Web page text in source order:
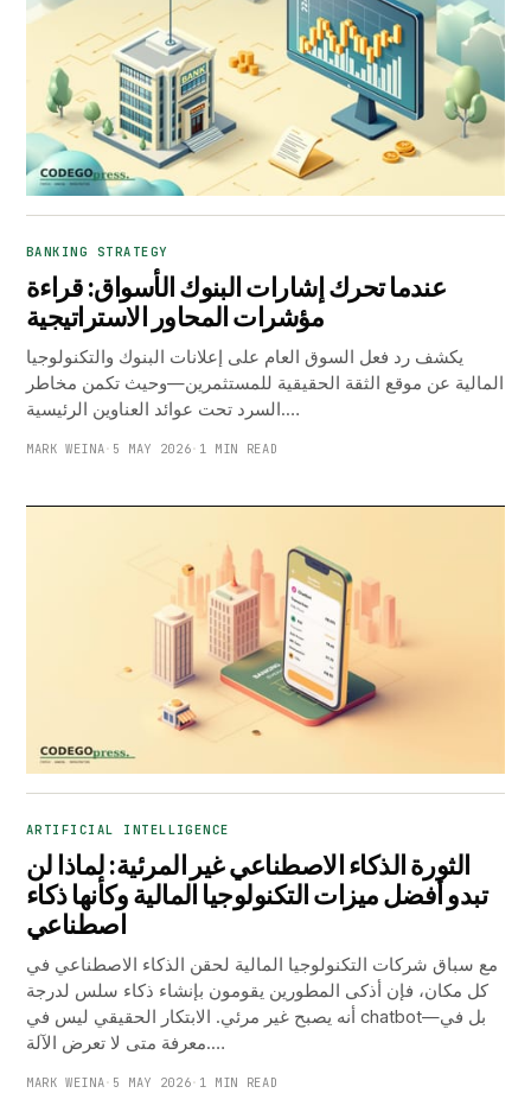
BANKING STRATEGY
عندما تحرك إشارات البنوك الأسواق: قراءة
مؤشرات المحاور الاستراتيجية
يكشف رد فعل السوق العام على إعلانات البنوك والتكنولوجيا
المالية عن موقع الثقة الحقيقية للمستثمرين—وحيث تكمن مخاطر
السرد تحت عوائد العناوين الرئيسية.…
MARK WEINA· 5 MAY 2026· 1 MIN READ
ARTIFICIAL INTELLIGENCE
الثورة الذكاء الاصطناعي غير المرئية: لماذا لن
تبدو أفضل ميزات التكنولوجيا المالية وكأنها ذكاء
اصطناعي
مع سباق شركات التكنولوجيا المالية لحقن الذكاء الاصطناعي في
كل مكان، فإن أذكى المطورين يقومون بإنشاء ذكاء سلس لدرجة
أنه يصبح غير مرئي. الابتكار الحقيقي ليس في chatbot—بل في
معرفة متى لا تعرض الآلة.…
MARK WEINA· 5 MAY 2026· 1 MIN READ